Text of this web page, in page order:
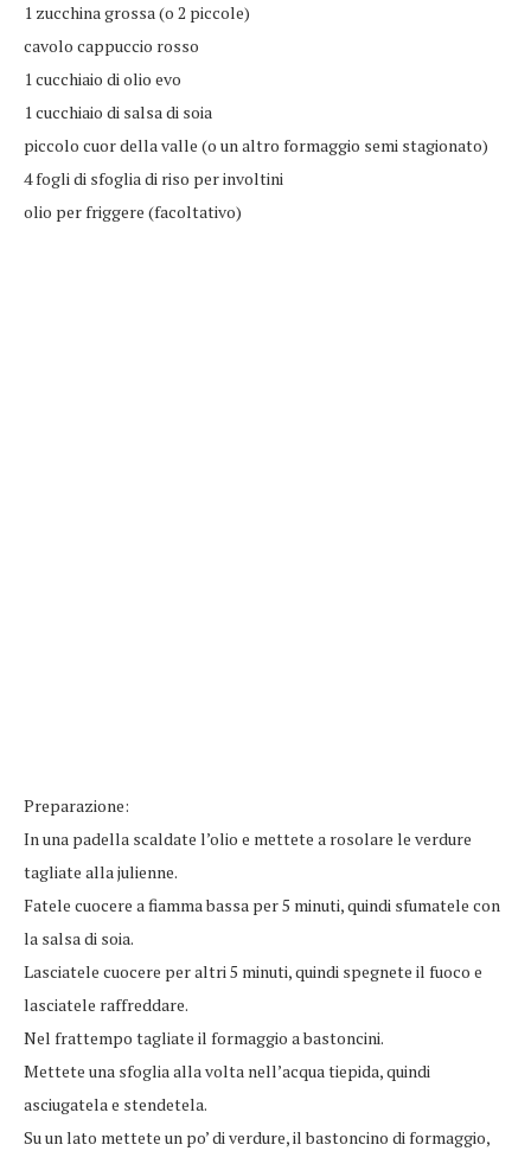
1 zucchina grossa (o 2 piccole)
cavolo cappuccio rosso
1 cucchiaio di olio evo
1 cucchiaio di salsa di soia
piccolo cuor della valle (o un altro formaggio semi stagionato)
4 fogli di sfoglia di riso per involtini
olio per friggere (facoltativo)
Preparazione:
In una padella scaldate l’olio e mettete a rosolare le verdure
tagliate alla julienne.
Fatele cuocere a fiamma bassa per 5 minuti, quindi sfumatele con
la salsa di soia.
Lasciatele cuocere per altri 5 minuti, quindi spegnete il fuoco e
lasciatele raffreddare.
Nel frattempo tagliate il formaggio a bastoncini.
Mettete una sfoglia alla volta nell’acqua tiepida, quindi
asciugatela e stendetela.
Su un lato mettete un po’ di verdure, il bastoncino di formaggio,